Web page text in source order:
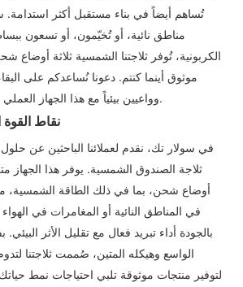
تُساهم أيضاً في بناء مستقبل أكثر
مناطق نائية، أو تُخيّمون، أو تسعون
الكربونية، تُوفر ثلاجتنا الشمسية ثلاثة
موثوق أينما كنتم. دعونا نُساعدكم على
وواعيين بيئياً مع هذا الجهاز العملي والمتعدد الاستخدامات.
نقاط
في سولار تك، نقدم لعملائنا الباحثين عن
ثلاجة الصندوق الشمسية. يوفر هذا الجهاز
أوضاع شحن، بما في ذلك الطاقة الشمسية،
في المناطق النائية أو المغامرات في
بالجودة أداء تبريد فعال مع تقليل الأثر
الواسع وهيكله المتين، صُممت ثلاجتنا
لتوفير منتجات موثوقة تلبي احتياجات نمط